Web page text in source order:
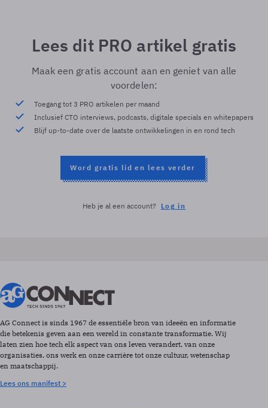
Lees dit PRO artikel gratis
Maak een gratis account aan en geniet van alle
voordelen:
Toegang tot 3 PRO artikelen per maand
Inclusief CTO interviews, podcasts, digitale specials en whitepapers
Blijf up-to-date over de laatste ontwikkelingen in en rond tech
Word gratis lid en lees verder
Heb je al een account? Log in
AG Connect is sinds 1967 de essentiële bron van ideeën en informatie
die betekenis geven aan een wereld in constante transformatie. Wij
laten zien hoe tech elk aspect van ons leven verandert, van onze
organisaties, ons werk en onze carrière tot onze cultuur, wetenschap
en maatschappij.
Lees ons manifest >